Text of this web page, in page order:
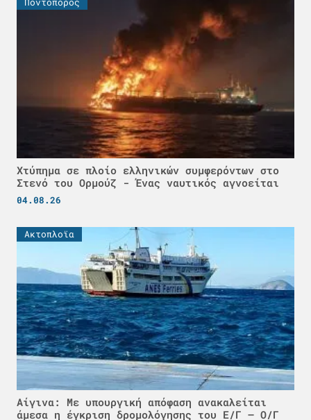
Χτύπημα σε πλοίο ελληνικών συμφερόντων στο
Στενό του Ορμούζ - Ένας ναυτικός αγνοείται
04.08.26
Ακτοπλοϊα
Αίγινα: Με υπουργική απόφαση ανακαλείται
άμεσα η έγκριση δρομολόγησης του Ε/Γ – Ο/Γ